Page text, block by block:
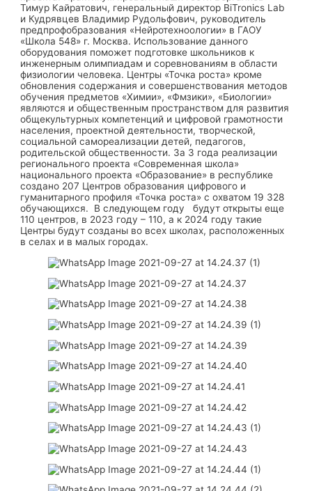
Тимур Кайратович, генеральный директор BiTronics Lab
и Кудрявцев Владимир Рудольфович, руководитель
предпрофобразования «Нейротехноологии» в ГАОУ
«Школа 548» г. Москва. Использование данного
оборудования поможет подготовке школьников к
инженерным олимпиадам и соревнованиям в области
физиологии человека. Центры «Точка роста» кроме
обновления содержания и совершенствования методов
обучения предметов «Химии», «Фмзики», «Биологии»
являются и общественным пространством для развития
общекультурных компетенций и цифровой грамотности
населения, проектной деятельности, творческой,
социальной самореализации детей, педагогов,
родительской общественности. За 3 года реализации
регионального проекта «Современная школа»
национального проекта «Образование» в республике
создано 207 Центров образования цифрового и
гуманитарного профиля «Точка роста» с охватом 19 328
обучающихся. В следующем году будут открыты еще
110 центров, в 2023 году – 110, а к 2024 году такие
Центры будут созданы во всех школах, расположенных
в селах и в малых городах.